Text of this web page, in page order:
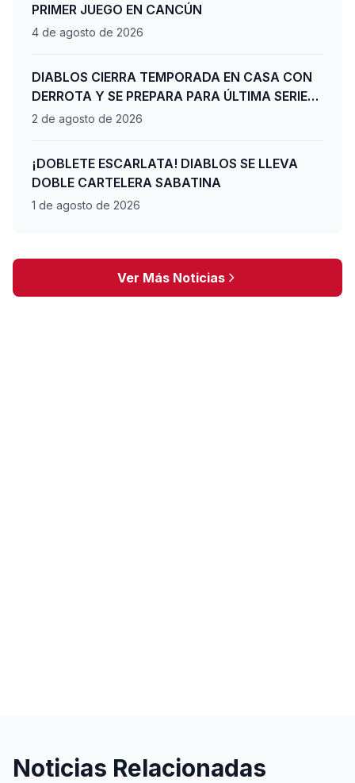
PRIMER JUEGO EN CANCÚN
4 de agosto de 2026
DIABLOS CIERRA TEMPORADA EN CASA CON
DERROTA Y SE PREPARA PARA ÚLTIMA SERIE
DE PLAYOFFS
2 de agosto de 2026
¡DOBLETE ESCARLATA! DIABLOS SE LLEVA
DOBLE CARTELERA SABATINA
1 de agosto de 2026
Ver Más Noticias
Noticias Relacionadas